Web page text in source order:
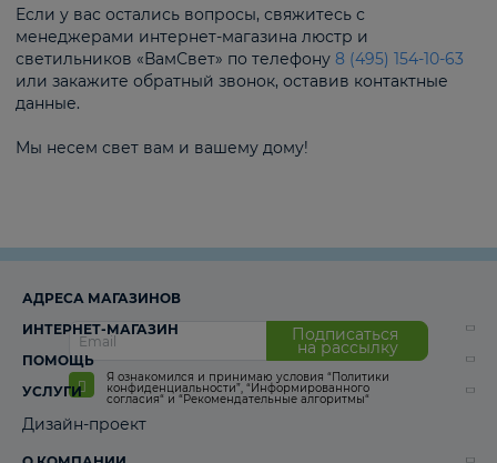
Если у вас остались вопросы, свяжитесь с
менеджерами интернет-магазина люстр и
светильников «ВамСвет» по телефону 8 (495) 154-10-63
или закажите обратный звонок, оставив контактные
данные.
Мы несем свет вам и вашему дому!
Подписаться
на рассылку
Я ознакомился и принимаю условия “Политики
конфиденциальности”, “Информированного
согласия“ и “Рекомендательные алгоритмы“
АДРЕСА МАГАЗИНОВ
ИНТЕРНЕТ-МАГАЗИН
ПОМОЩЬ
УСЛУГИ
Дизайн-проект